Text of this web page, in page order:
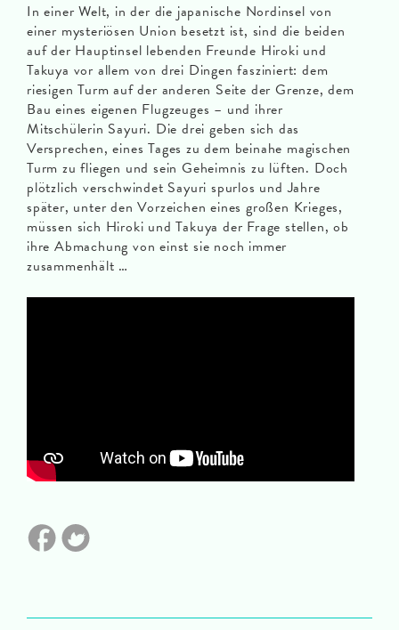
In einer Welt, in der die japanische Nordinsel von
einer mysteriösen Union besetzt ist, sind die beiden
auf der Hauptinsel lebenden Freunde Hiroki und
Takuya vor allem von drei Dingen fasziniert: dem
riesigen Turm auf der anderen Seite der Grenze, dem
Bau eines eigenen Flugzeuges – und ihrer
Mitschülerin Sayuri. Die drei geben sich das
Versprechen, eines Tages zu dem beinahe magischen
Turm zu fliegen und sein Geheimnis zu lüften. Doch
plötzlich verschwindet Sayuri spurlos und Jahre
später, unter den Vorzeichen eines großen Krieges,
müssen sich Hiroki und Takuya der Frage stellen, ob
ihre Abmachung von einst sie noch immer
zusammenhält …